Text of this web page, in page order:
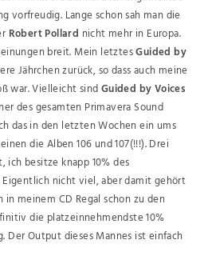
vorfreudig. Lange schon sah man die
Robert Pollard nicht mehr in Europa.
breit. Mein letztesGuided by
Jährchen zurück, so dass auch meine
war. Vielleicht sindGuided by Voices
des gesamten Primavera Sound
das in den letzten Wochen ein ums
die Alben 106 und 107(!!!). Drei
ich besitze knapp 10% des
Eigentlich nicht viel, aber damit gehört
in meinem CD Regal schon zu den
die platzeinnehmendste 10%
Der Output dieses Mannes ist einfach